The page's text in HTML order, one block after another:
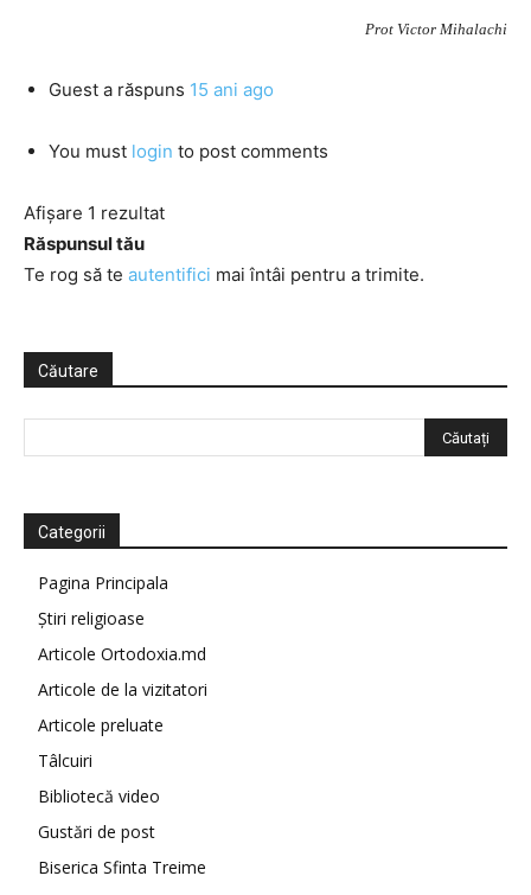
Prot Victor Mihalachi
Guest a răspuns 15 ani ago
You must login to post comments
Afișare 1 rezultat
Răspunsul tău
Te rog să te autentifici mai întâi pentru a trimite.
Căutare
Categorii
Pagina Principala
Știri religioase
Articole Ortodoxia.md
Articole de la vizitatori
Articole preluate
Tâlcuiri
Bibliotecă video
Gustări de post
Biserica Sfinta Treime